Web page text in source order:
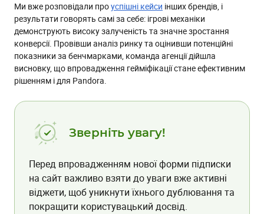
Ми вже розповідали проуспішні кейси інших брендів, і
результати говорять самі за себе: ігрові механіки
демонструють високу залученість та значне зростання
конверсії. Провівши аналіз ринку та оцінивши потенційні
показники за бенчмарками, команда агенції дійшла
висновку, що впровадження гейміфікації стане ефективним
рішенням і для Pandora.
Зверніть увагу!
Перед впровадженням нової форми підписки
на сайт важливо взяти до уваги вже активні
віджети, щоб уникнути їхнього дублювання та
покращити користувацький досвід.